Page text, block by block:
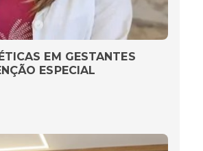
EM GESTANTES
ESPECIAL